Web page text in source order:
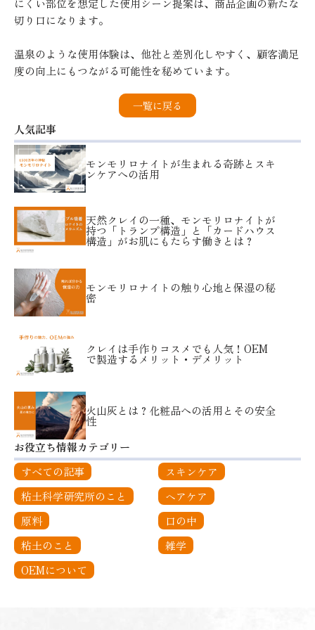
切り口になります。
温泉のような使用体験は、他社と差別化しやすく、顧客満足
度の向上にもつながる可能性を秘めています。
一覧に戻る
人気記事
モンモリロナイトが生まれる奇跡とスキ
ンケアへの活用
天然クレイの一種、モンモリロナイトが
持つ「トランプ構造」と「カードハウス
構造」がお肌にもたらす働きとは？
モンモリロナイトの触り心地と保湿の秘
密
クレイは手作りコスメでも人気！OEM
で製造するメリット・デメリット
火山灰とは？化粧品への活用とその安全
性
お役立ち情報カテゴリー
すべての記事
スキンケア
粘土科学研究所のこと
ヘアケア
原料
口の中
粘土のこと
雑学
OEMについて